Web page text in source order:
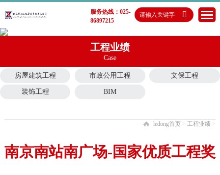
服务热线：025-
86897215
工程业绩
Case
房屋建筑工程 市政公用工程 文保工程
装饰工程 BIM
ledong首页 >工程业绩 >
南京南站南广场-国家优质工程奖